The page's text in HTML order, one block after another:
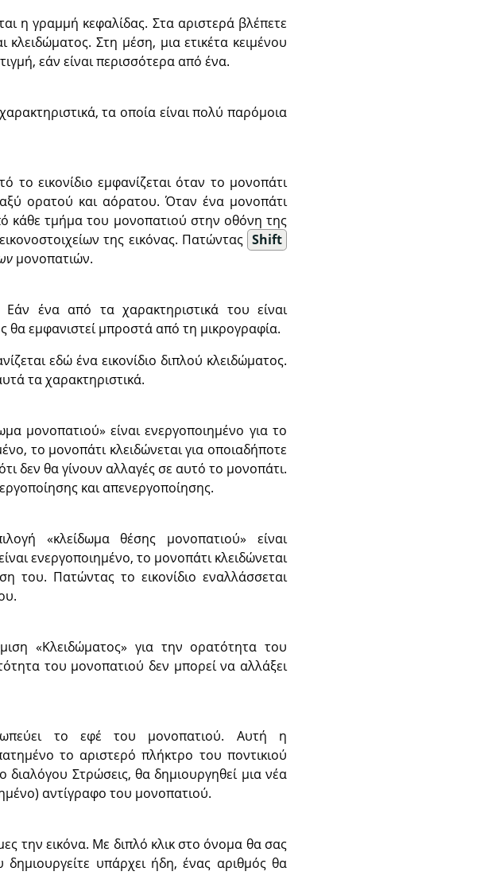
η γραμμή κεφαλίδας. Στα αριστερά βλέπετε
κλειδώματος. Στη μέση, μια ετικέτα κειμένου
εάν είναι περισσότερα από ένα.
τα οποία είναι πολύ παρόμοια
το εικονίδιο εμφανίζεται όταν το μονοπάτι
ορατού και αόρατου. Όταν ένα μονοπάτι
κάθε τμήμα του μονοπατιού στην οθόνη της
της εικόνας. Πατώντας Shift
μονοπατιών.
Εάν ένα από τα χαρακτηριστικά του είναι
θα εμφανιστεί μπροστά από τη μικρογραφία.
εδώ ένα εικονίδιο διπλού κλειδώματος.
τα χαρακτηριστικά.
μονοπατιού» είναι ενεργοποιημένο για το
το μονοπάτι κλειδώνεται για οποιαδήποτε
δεν θα γίνουν αλλαγές σε αυτό το μονοπάτι.
και απενεργοποίησης.
«κλείδωμα θέσης μονοπατιού» είναι
ενεργοποιημένο, το μονοπάτι κλειδώνεται
του. Πατώντας το εικονίδιο εναλλάσσεται
«Κλειδώματος» για την ορατότητα του
του μονοπατιού δεν μπορεί να αλλάξει
το εφέ του μονοπατιού. Αυτή η
το αριστερό πλήκτρο του ποντικιού
Στρώσεις, θα δημιουργηθεί μια νέα
αντίγραφο του μονοπατιού.
την εικόνα. Με διπλό κλικ στο όνομα θα σας
υπάρχει ήδη, ένας αριθμός θα